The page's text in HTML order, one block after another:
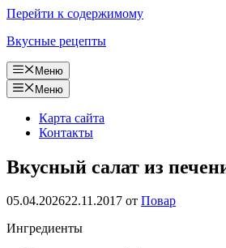
Перейти к содержимому
Вкусные рецепты
Меню
Меню
Карта сайта
Контакты
Вкусный салат из
05.04.202622.11.2017 от Повар
Ингредиенты